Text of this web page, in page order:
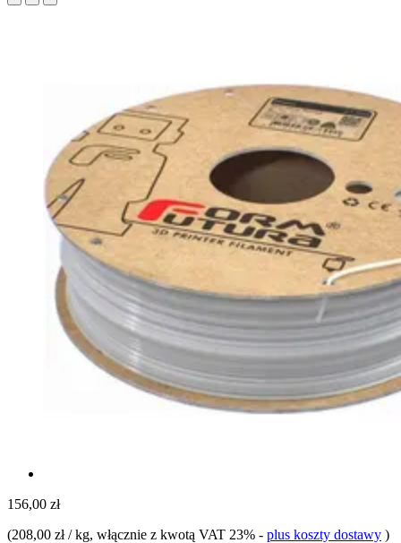
156,00 zł
(208,00 zł / kg, włącznie z kwotą VAT 23% - plus koszty dostawy )